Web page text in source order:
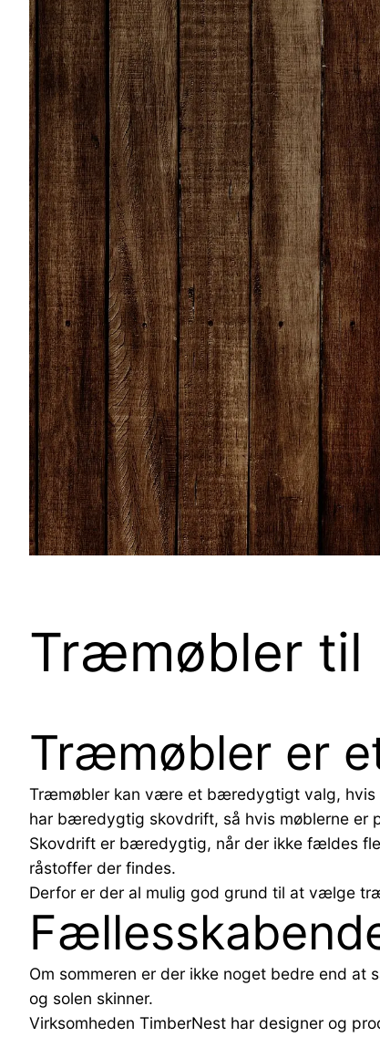
Træmøbler til
Træmøbler er
Træmøbler kan være et bæredygtigt valg, hvis
har bæredygtig skovdrift, så hvis møblerne er
Skovdrift er bæredygtig, når der ikke fældes
råstoffer der findes.
Derfor er der al mulig god grund til at vælge
Om sommeren er der ikke noget bedre end
og solen skinner.
Virksomheden TimberNest har designer og